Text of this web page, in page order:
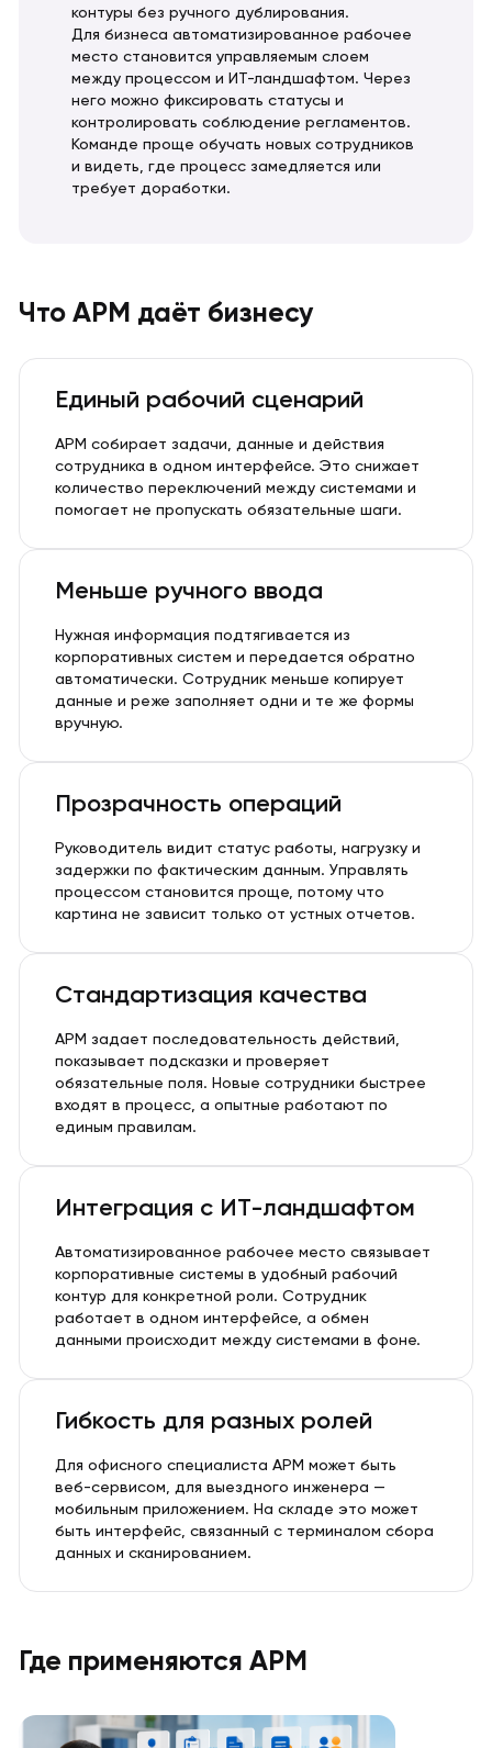
контуры без ручного дублирования.
Для бизнеса автоматизированное рабочее
место становится управляемым слоем
между процессом и ИТ-ландшафтом. Через
него можно фиксировать статусы и
контролировать соблюдение регламентов.
Команде проще обучать новых сотрудников
и видеть, где процесс замедляется или
требует доработки.
Что АРМ даёт бизнесу
Единый рабочий сценарий
АРМ собирает задачи, данные и действия
сотрудника в одном интерфейсе. Это снижает
количество переключений между системами и
помогает не пропускать обязательные шаги.
Меньше ручного ввода
Нужная информация подтягивается из
корпоративных систем и передается обратно
автоматически. Сотрудник меньше копирует
данные и реже заполняет одни и те же формы
вручную.
Прозрачность операций
Руководитель видит статус работы, нагрузку и
задержки по фактическим данным. Управлять
процессом становится проще, потому что
картина не зависит только от устных отчетов.
Стандартизация качества
АРМ задает последовательность действий,
показывает подсказки и проверяет
обязательные поля. Новые сотрудники быстрее
входят в процесс, а опытные работают по
единым правилам.
Интеграция с ИТ-ландшафтом
Автоматизированное рабочее место связывает
корпоративные системы в удобный рабочий
контур для конкретной роли. Сотрудник
работает в одном интерфейсе, а обмен
данными происходит между системами в фоне.
Гибкость для разных ролей
Для офисного специалиста АРМ может быть
веб-сервисом, для выездного инженера —
мобильным приложением. На складе это может
быть интерфейс, связанный с терминалом сбора
данных и сканированием.
Где применяются АРМ